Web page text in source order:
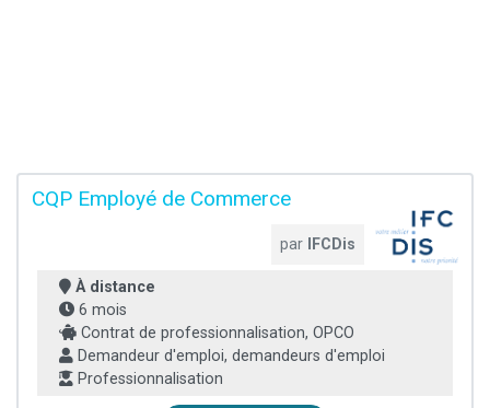
CQP Employé de Commerce
par IFCDis
À distance
6 mois
Contrat de professionnalisation, OPCO
Demandeur d'emploi, demandeurs d'emploi
Professionnalisation